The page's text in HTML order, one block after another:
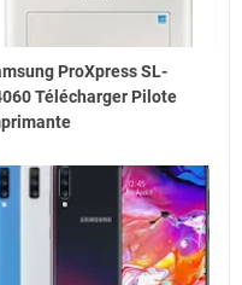
ProXpress SL-
Télécharger Pilote